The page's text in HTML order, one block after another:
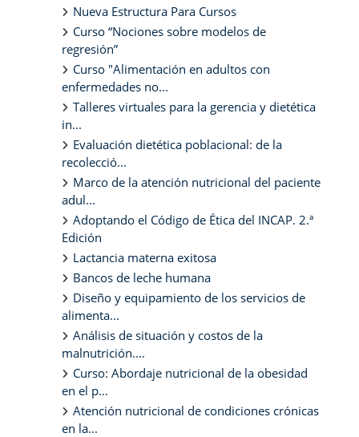
Nueva Estructura Para Cursos
Curso “Nociones sobre modelos de
regresión”
Curso "Alimentación en adultos con
enfermedades no...
Talleres virtuales para la gerencia y dietética
in...
Evaluación dietética poblacional: de la
recolecció...
Marco de la atención nutricional del paciente
adul...
Adoptando el Código de Ética del INCAP. 2.ª
Edición
Lactancia materna exitosa
Bancos de leche humana
Diseño y equipamiento de los servicios de
alimenta...
Análisis de situación y costos de la
malnutrición....
Curso: Abordaje nutricional de la obesidad
en el p...
Atención nutricional de condiciones crónicas
en la...